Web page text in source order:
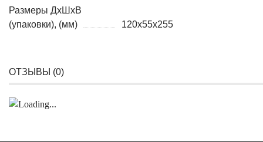
Размеры ДхШхВ
(упаковки), (мм)
120x55x255
ОТЗЫВЫ (0)